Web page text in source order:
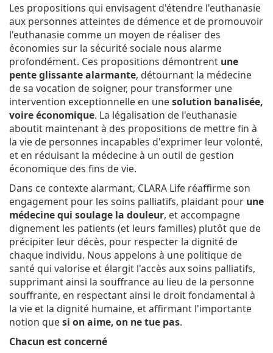
Les propositions qui envisagent d'étendre l'euthanasie
aux personnes atteintes de démence et de promouvoir
l'euthanasie comme un moyen de réaliser des
économies sur la sécurité sociale nous alarme
profondément. Ces propositions démontrent une
pente glissante alarmante, détournant la médecine
de sa vocation de soigner, pour transformer une
intervention exceptionnelle en une solution banalisée,
voire économique. La légalisation de l'euthanasie
aboutit maintenant à des propositions de mettre fin à
la vie de personnes incapables d'exprimer leur volonté,
et en réduisant la médecine à un outil de gestion
économique des fins de vie.
Dans ce contexte alarmant, CLARA Life réaffirme son
engagement pour les soins palliatifs, plaidant pour une
médecine qui soulage la douleur, et accompagne
dignement les patients (et leurs familles) plutôt que de
précipiter leur décès, pour respecter la dignité de
chaque individu. Nous appelons à une politique de
santé qui valorise et élargit l'accès aux soins palliatifs,
supprimant ainsi la souffrance au lieu de la personne
souffrante, en respectant ainsi le droit fondamental à
la vie et la dignité humaine, et affirmant l'importante
notion que si on aime, on ne tue pas.
Chacun est concerné